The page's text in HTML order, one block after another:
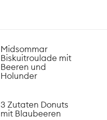
Midsommar
Biskuitroulade mit
Beeren und
Holunder
3 Zutaten Donuts
mit Blaubeeren